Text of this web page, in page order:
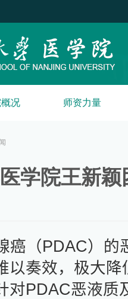
况 师资力量
学院王新
癌（PDAC）的
以奏效，极大降
对PDAC恶液质